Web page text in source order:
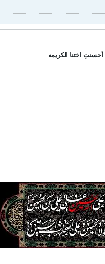
أحسنتِ اختنا الكريمه